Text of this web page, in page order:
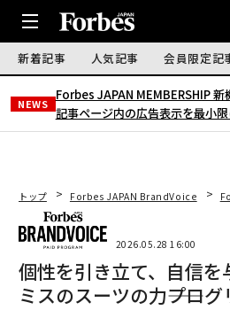
新着記事 人気記事 会員限定記
NEWS
Forbes JAPAN MEMBERSHIP 新
記事ページ内の広告表示を最小
トップ Forbes JAPAN BrandVoice
2026.05.28 16:00
個性を引き立て、自信を
ミスのスーツの力――プロ